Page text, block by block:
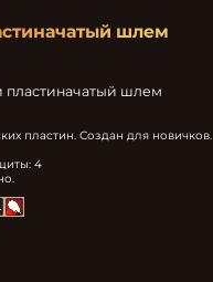
шлем
шлем
пластин. Создан для новичков.
4